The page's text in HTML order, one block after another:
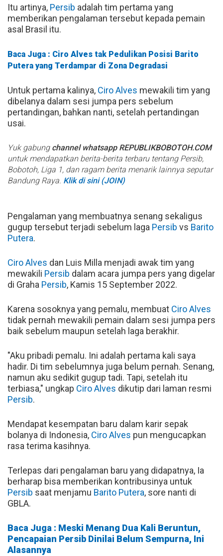
Itu artinya, Persib adalah tim pertama yang
memberikan pengalaman tersebut kepada pemain
asal Brasil itu.
Baca Juga : Ciro Alves tak Pedulikan Posisi Barito
Putera yang Terdampar di Zona Degradasi
Untuk pertama kalinya, Ciro Alves mewakili tim yang
dibelanya dalam sesi jumpa pers sebelum
pertandingan, bahkan nanti, setelah pertandingan
usai.
Yuk gabung channel whatsapp REPUBLIKBOBOTOH.COM
untuk mendapatkan berita-berita terbaru tentang Persib,
Bobotoh, Liga 1, dan ragam berita menarik lainnya seputar
Bandung Raya. Klik di sini (JOIN)
Pengalaman yang membuatnya senang sekaligus
gugup tersebut terjadi sebelum laga Persib vs Barito
Putera.
Ciro Alves dan Luis Milla menjadi awak tim yang
mewakili Persib dalam acara jumpa pers yang digelar
di Graha Persib, Kamis 15 September 2022.
Karena sosoknya yang pemalu, membuat Ciro Alves
tidak pernah mewakili pemain dalam sesi jumpa pers
baik sebelum maupun setelah laga berakhir.
"Aku pribadi pemalu. Ini adalah pertama kali saya
hadir. Di tim sebelumnya juga belum pernah. Senang,
namun aku sedikit gugup tadi. Tapi, setelah itu
terbiasa," ungkap Ciro Alves dikutip dari laman resmi
Persib.
Mendapat kesempatan baru dalam karir sepak
bolanya di Indonesia, Ciro Alves pun mengucapkan
rasa terima kasihnya.
Terlepas dari pengalaman baru yang didapatnya, Ia
berharap bisa memberikan kontribusinya untuk
Persib saat menjamu Barito Putera, sore nanti di
GBLA.
Baca Juga : Meski Menang Dua Kali Beruntun,
Pencapaian Persib Dinilai Belum Sempurna, Ini
Alasannya